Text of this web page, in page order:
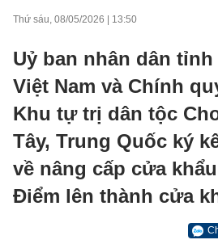
Thứ sáu, 08/05/2026 13:50
Uỷ ban nhân dân
Việt Nam và Chính
Khu tự trị dân tộc
Tây, Trung Quốc ký
về nâng cấp cửa
Điểm lên thành cửa